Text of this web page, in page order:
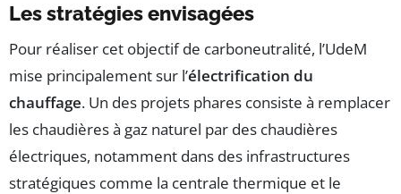
Les stratégies envisagées
Pour réaliser cet objectif de carboneutralité, l’UdeM
mise principalement sur l’électrification du
chauffage. Un des projets phares consiste à remplacer
les chaudières à gaz naturel par des chaudières
électriques, notamment dans des infrastructures
stratégiques comme la centrale thermique et le